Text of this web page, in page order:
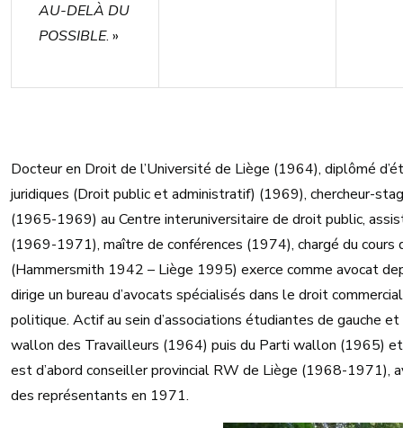
AU-DELÀ DU
POSSIBLE. »
Docteur en Droit de l’Université de Liège (1964), diplômé
juridiques (Droit public et administratif) (1969), chercheur-
(1965-1969) au Centre interuniversitaire de droit public,
(1969-1971), maître de conférences (1974), chargé du cours
(Hammersmith 1942 – Liège 1995) exerce comme avocat
dirige un bureau d’avocats spécialisés dans le droit
politique. Actif au sein d’associations étudiantes de gauche
wallon des Travailleurs (1964) puis du Parti wallon (1965)
est d’abord conseiller provincial RW de Liège (1968-1971),
des représentants en 1971.